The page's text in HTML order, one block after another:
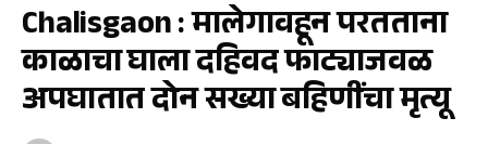
Chalisgaon : मालेगावहून परतताना
काळाचा घाला दहिवद फाट्याजवळ
अपघातात दोन सख्या बहिणींचा मृत्यू